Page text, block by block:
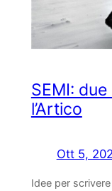
SEMI:
l’Artico
Ott 5,
Idee per